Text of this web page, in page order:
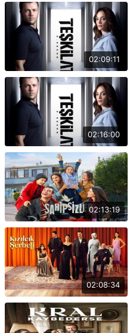
02:09:11
02:16:00
02:13:19
02:08:34